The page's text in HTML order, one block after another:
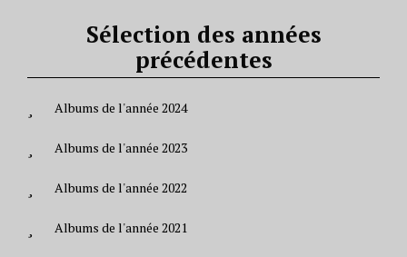
Sélection des années
précédentes
Albums de l'année 2024
Albums de l'année 2023
Albums de l'année 2022
Albums de l'année 2021